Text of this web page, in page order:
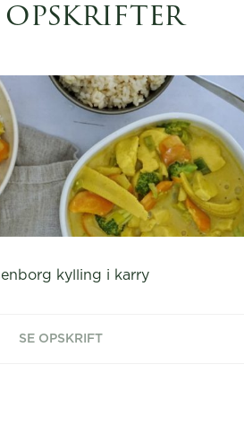
opskrifter
kylling i karry
SE OPSKRIFT